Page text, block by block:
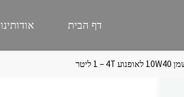
דף הבית אודותינו